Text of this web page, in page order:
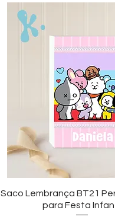
Visualização
Saco Lembrança BT21
para Festa